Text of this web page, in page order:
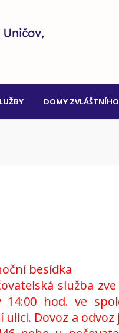
DOMY
besídka
služba
hod. ve
Dovoz a odvoz